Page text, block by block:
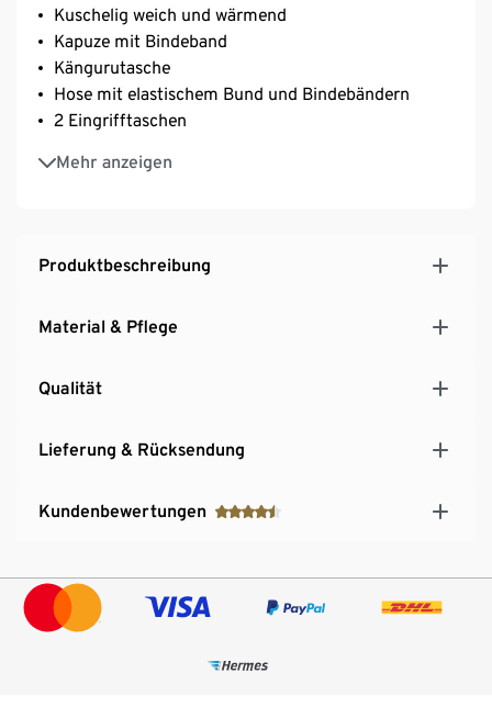
Kuschelig weich und wärmend
Kapuze mit Bindeband
Kängurutasche
Hose mit elastischem Bund und Bindebändern
2 Eingrifftaschen
Mehr anzeigen
Elastische Beinabschlüsse
Mit hochwertigem Markenelasthan für
Produktbeschreibung
Material & Pflege
Qualität
Lieferung & Rücksendung
Kundenbewertungen